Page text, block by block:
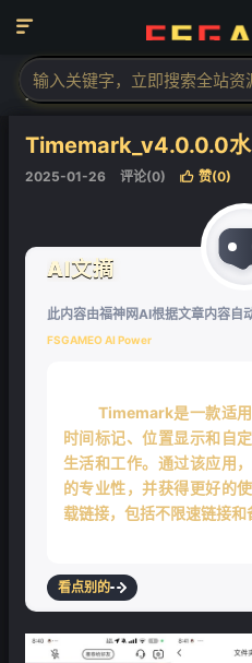

当前位置：福神网-专注分享最实用的
文
Timemark_v4.0.0.0水
2025-01-26 评论(0)  赞(0)
AI文摘
此内容由福神网AI根据文章内容自
FSGAMEO AI Power
Timemark是一款适
时间标记、位置显示和自
生活和工作。通过该应用
的专业性，并获得更好的
载链接，包括不限速链接和
看点别的